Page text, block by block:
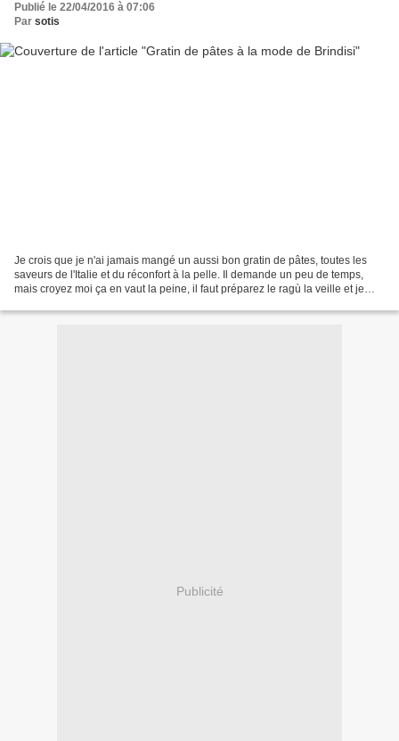
Publié le 22/04/2016 à 07:06
Par sotis
Je crois que je n'ai jamais mangé un aussi bon gratin de pâtes, toutes les
saveurs de l'Italie et du réconfort à la pelle. Il demande un peu de temps,
mais croyez moi ça en vaut la peine, il faut préparez le ragù la veille et je
Publicité